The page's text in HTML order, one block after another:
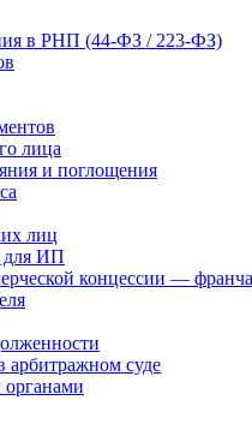
в РНП (44-ФЗ / 223-ФЗ)
лица
и поглощения
лиц
для ИП
концессии —
арбитражном суде